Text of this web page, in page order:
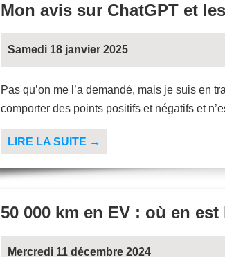
Mon avis sur ChatGPT et
Samedi 18 janvier 2025
Pas qu’on me l’a demandé, mais je suis en
comporter des points positifs et négatifs et
LIRE LA SUITE →
50 000 km en EV : où en
Mercredi 11 décembre 2024